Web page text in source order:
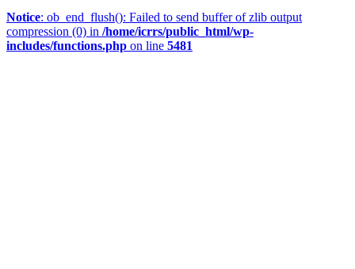
Notice: ob_end_flush(): Failed to send buffer of zlib output
compression (0) in /home/icrrs/public_html/wp-
includes/functions.php on line 5481